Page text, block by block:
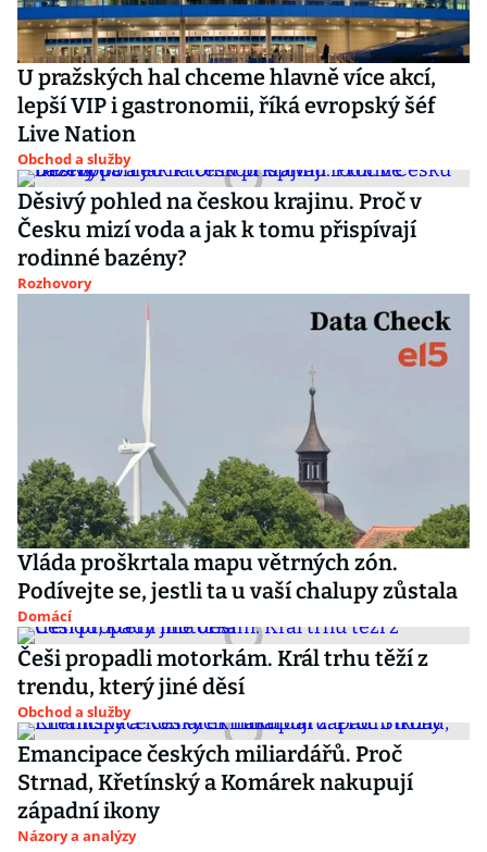
U pražských hal chceme hlavně více akcí,
lepší VIP i gastronomii, říká evropský šéf
Live Nation
Obchod a služby
Děsivý pohled na českou krajinu. Proč v
Česku mizí voda a jak k tomu přispívají
rodinné bazény?
Rozhovory
Vláda proškrtala mapu větrných zón.
Podívejte se, jestli ta u vaší chalupy zůstala
Domácí
Češi propadli motorkám. Král trhu těží z
trendu, který jiné děsí
Obchod a služby
Emancipace českých miliardářů. Proč
Strnad, Křetínský a Komárek nakupují
západní ikony
Názory a analýzy